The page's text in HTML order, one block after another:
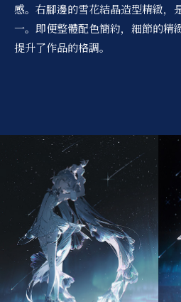
感。右腳邊的雪花結晶造型精緻，
一。即便整體配色簡約，細節的精
提升了作品的格調。